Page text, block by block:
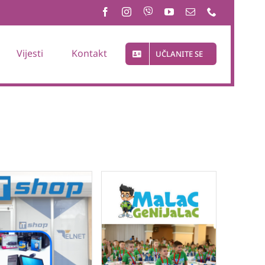
Vijesti Kontakt UČLANITE SE